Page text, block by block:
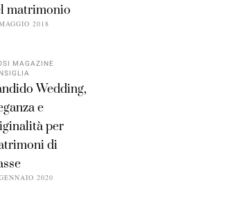
matrimonio
2018
MAGAZINE
Wedding,
e
per
di
2020